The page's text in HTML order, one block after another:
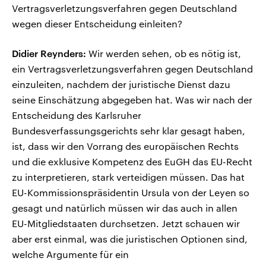
Vertragsverletzungsverfahren gegen Deutschland
wegen dieser Entscheidung einleiten?
Didier Reynders: Wir werden sehen, ob es nötig ist,
ein Vertragsverletzungsverfahren gegen Deutschland
einzuleiten, nachdem der juristische Dienst dazu
seine Einschätzung abgegeben hat. Was wir nach der
Entscheidung des Karlsruher
Bundesverfassungsgerichts sehr klar gesagt haben,
ist, dass wir den Vorrang des europäischen Rechts
und die exklusive Kompetenz des EuGH das EU-Recht
zu interpretieren, stark verteidigen müssen. Das hat
EU-Kommissionspräsidentin Ursula von der Leyen so
gesagt und natürlich müssen wir das auch in allen
EU-Mitgliedstaaten durchsetzen. Jetzt schauen wir
aber erst einmal, was die juristischen Optionen sind,
welche Argumente für ein